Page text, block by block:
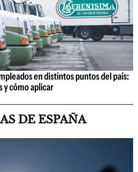
en distintos puntos del país:
y cómo aplicar
DE ESPAÑA